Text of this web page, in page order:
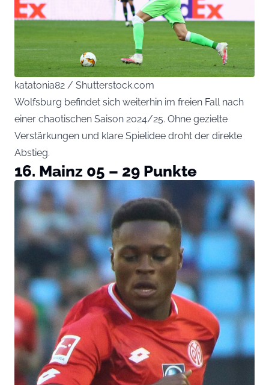
katatonia82 / Shutterstock.com
Wolfsburg befindet sich weiterhin im freien Fall nach
einer chaotischen Saison 2024/25. Ohne gezielte
Verstärkungen und klare Spielidee droht der direkte
Abstieg.
16. Mainz 05 – 29 Punkte